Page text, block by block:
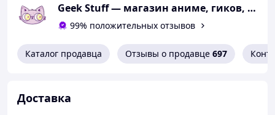
Geek Stuff — магазин аниме, гиков, Kpop товаров. Сувениры с вашим принтом и полиграфия
99% положительных отзывов
Каталог продавца Отзывы о продавце 697
Доставка